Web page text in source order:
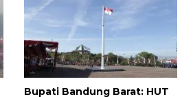
Bupati Bandung Barat: HUT